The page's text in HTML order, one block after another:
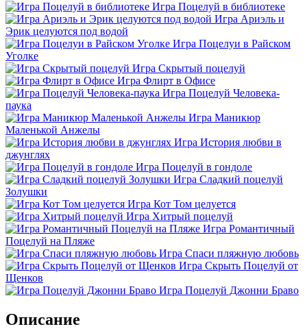
Игра Поцелуй в библиотеке
Игра Ариэль и
Эрик целуются под водой
Игра Поцелуи в Райском
Уголке
Игра Скрытый поцелуй
Игра Флирт в Офисе
Игра Поцелуй Человека-
паука
Игра Маникюр
Маленькой Анжелы
Игра История любви в
джунглях
Игра Поцелуй в гондоле
Игра Сладкий поцелуй
Золушки
Игра Кот Том целуется
Игра Хитрый поцелуй
Игра Романтичный
Поцелуй на Пляже
Игра Спаси пляжную любовь
Игра Скрыть Поцелуй от
Щенков
Игра Поцелуй Джонни Браво
Описание